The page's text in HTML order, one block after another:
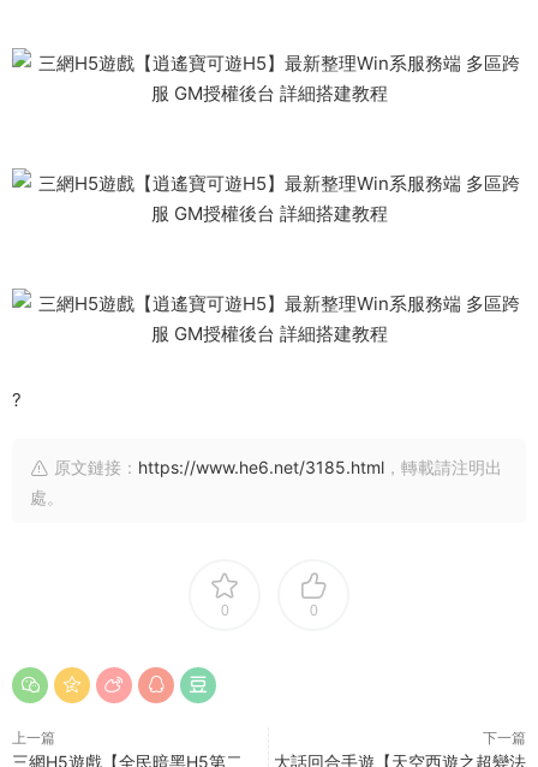
?
原文鏈接： https://www.he6.net/3185.html ，轉載請注明出
處。
0 0
上一篇
三網H5遊戲【全民暗黑H5第二
下一篇
大話回合手遊【天空西遊之超變法